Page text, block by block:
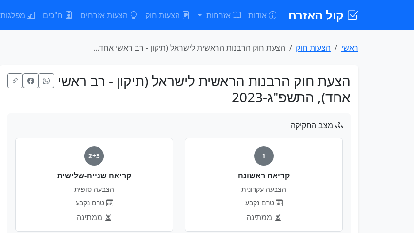
קול האזרח אודות אזרחות הצעות חוק הצעות אזרחים ח"כים מפלגות
ראשי הצעות חוק הצעת חוק הרבנות הראשית לישראל (תיקון - רב ראשי אחד...
הצעת חוק הרבנות הראשית לישראל (תיקון - רב ראשי
אחד), התשפ"ג-2023
מצב החקיקה
1
קריאה ראשונה
הצבעה עקרונית
טרם נקבע
ממתינה
2+3
קריאה שנייה-שלישית
הצבעה סופית
טרם נקבע
ממתינה